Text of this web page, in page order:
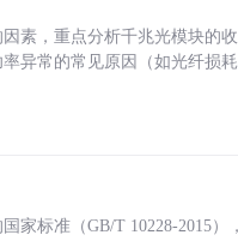
素，重点分析千兆光模块的
异常的常见原因（如光纤损
家标准（GB/T 10228-2015